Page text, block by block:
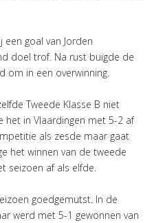
goal van Jorden
doel trof. Na rust buigde de
om in een overwinning.
Tweede Klasse B niet
het in Vlaardingen met 5-2 af
als zesde maar gaat
het winnen van de tweede
seizoen af als elfde.
goedgemutst. In de
werd met 5-1 gewonnen van